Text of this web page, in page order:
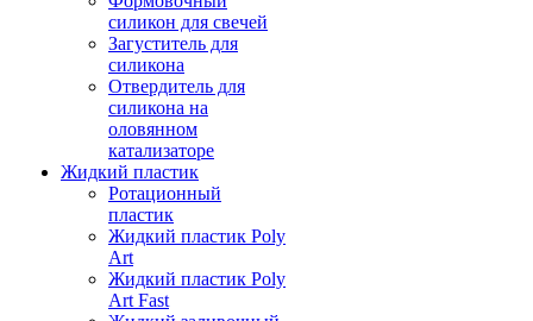
силикон для свечей
Загуститель для
силикона
Отвердитель для
силикона на
оловянном
катализаторе
Жидкий пластик
Ротационный
пластик
Жидкий пластик Poly
Art
Жидкий пластик Poly
Art Fast